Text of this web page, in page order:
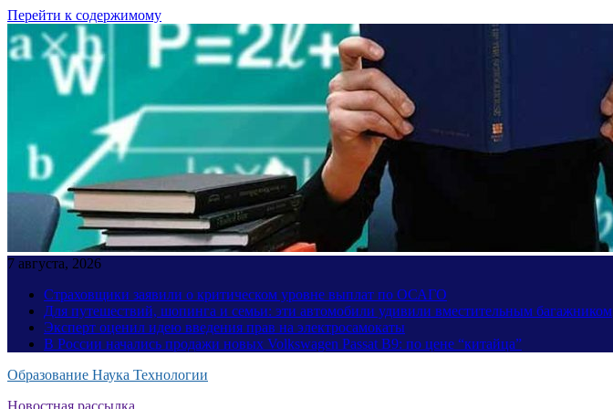
Перейти к содержимому
7 августа, 2026
Страховщики заявили о критическом уровне выплат по ОСАГО
Для путешествий, шопинга и семьи: эти автомобили удивили вместительным багажником
Эксперт оценил идею введения прав на электросамокаты
В России начались продажи новых Volkswagen Passat B9: по цене “китайца”
Образование Наука Технологии
Новостная рассылка